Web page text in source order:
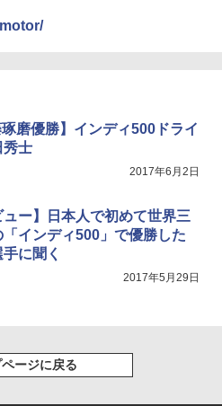
琢磨優勝】インディ500ドライ
秀士
2017年6月2日
ュー】日本人で初めて世界三
「インディ500」で優勝した
に聞く
2017年5月29日
ページに戻る